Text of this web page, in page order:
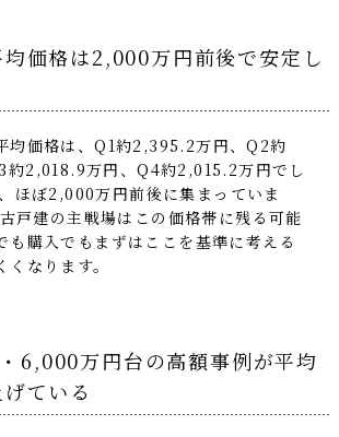
価格は2,000万円前後で安定し
均価格は、Q1約2,395.2万円、Q2約
約2,018.9万円、Q4約2,015.2万円でし
ほぼ2,000万円前後に集まっていま
戸建の主戦場はこの価格帯に残る可能
も購入でもまずはここを基準に考える
くなります。
6,000万円台の高額事例が平均
ている